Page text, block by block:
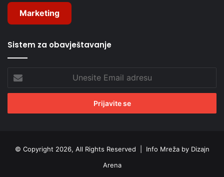
Marketing
Sistem za obavještavanje
Email
adresu
© Copyright 2026, All Rights Reserved | Info Mreža by Dizajn
Arena